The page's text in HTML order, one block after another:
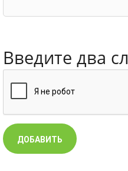
Введите два